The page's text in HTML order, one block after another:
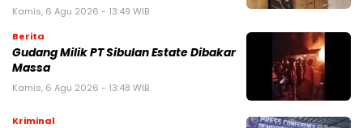
Kamis, 6 Agu 2026 - 13:49 WIB
Berita
Gudang Milik PT Sibulan Estate Dibakar
Massa
Kamis, 6 Agu 2026 - 13:48 WIB
Kriminal